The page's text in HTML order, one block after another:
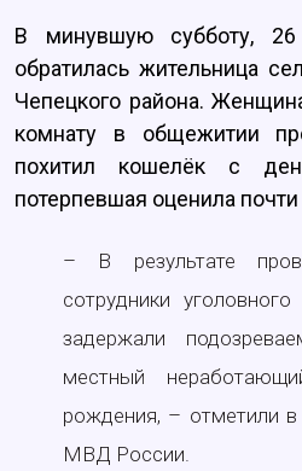
В минувшую субботу,
обратилась жительница
Чепецкого района.
комнату в общежитии
похитил кошелёк с
потерпевшая оценила
– В результате
сотрудники
задержали
местный
рождения, – отметили
МВД России.